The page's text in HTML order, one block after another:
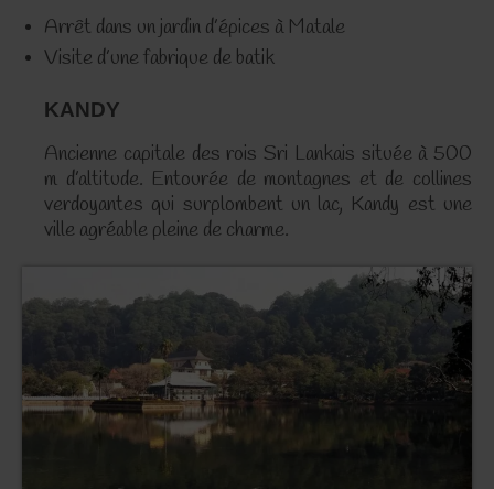
Arrêt dans un jardin d’épices à Matale
Visite d’une fabrique de batik
KANDY
Ancienne capitale des rois Sri Lankais située à 500
m d’altitude. Entourée de montagnes et de collines
verdoyantes qui surplombent un lac, Kandy est une
ville agréable pleine de charme.